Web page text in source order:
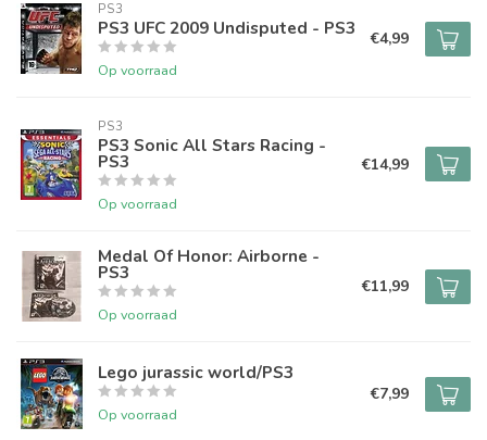
PS3
PS3 UFC 2009 Undisputed - PS3
Op voorraad
€4,99
PS3
PS3 Sonic All Stars Racing -
PS3
Op voorraad
€14,99
Medal Of Honor: Airborne -
PS3
Op voorraad
€11,99
Lego jurassic world/PS3
Op voorraad
€7,99